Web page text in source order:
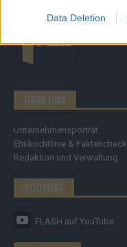
Data Deletion
ÜBER UNS
Unternehmensporträt
Ehtikrichtlinie & Faktencheck
Redaktion und Verwaltung
YOUTUBE
FLASH auf YouTube